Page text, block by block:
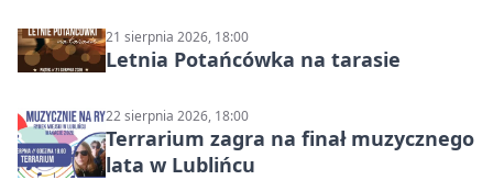
21 sierpnia 2026, 18:00
Letnia Potańcówka na tarasie
22 sierpnia 2026, 18:00
Terrarium zagra na finał muzycznego
lata w Lublińcu